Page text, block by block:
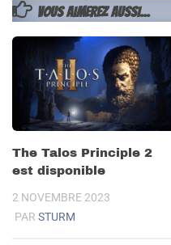
VOUS AIMEREZ AUSSI...
The Talos Principle 2
est disponible
2 NOVEMBRE 2023
PAR STURM